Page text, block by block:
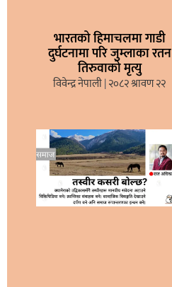
भारतको हिमाचलमा गाडी
दुर्घटनामा परि जुम्लाका रतन
तिरुवाको मृत्यु
विवेन्द्र नेपाली २०८२ श्रावण २२